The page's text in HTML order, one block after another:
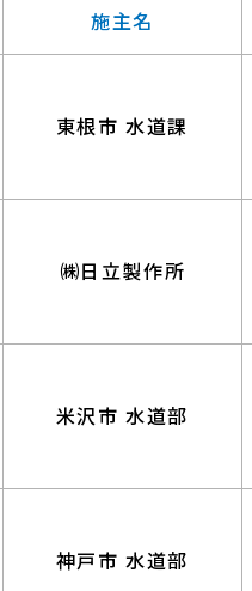
施主名
東根市 水道課
㈱日立製作所
米沢市 水道部
神戸市 水道部